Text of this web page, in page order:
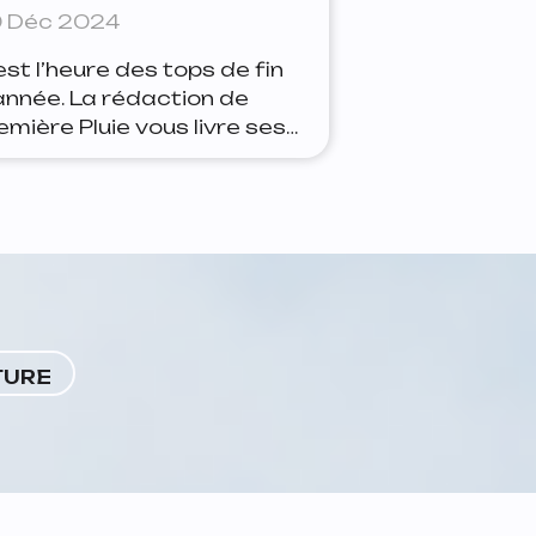
Déc 2024
l’heure des tops de fin
La rédaction de
Pluie vous livre ses
préférés de 2024.
de placer Kaoutar
avec autour
une galaxie de façon de